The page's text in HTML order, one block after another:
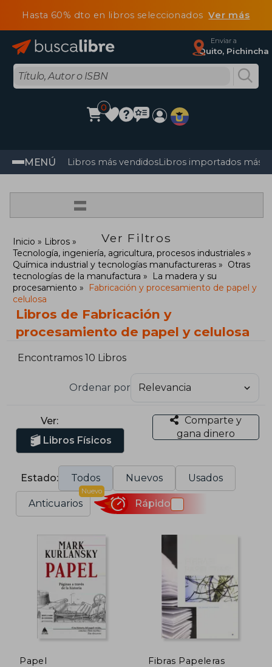
Hasta 60% dto en libros seleccionadosVer más
Enviar a
Quito, Pichincha
0
MENÚ Libros más vendidosLibros importados más
=
Ver Filtros
Inicio
Libros
Tecnología, ingeniería, agricultura, procesos industriales
Química industrial y tecnologías manufactureras
Otras
tecnologías de la manufactura
La madera y su
procesamiento
Fabricación y procesamiento de papel y
celulosa
Libros de Fabricación y
procesamiento de papel y celulosa
Encontramos 10 Libros
Ordenar por
Ver:
Libros Físicos
Comparte y
gana dinero
Estado: Todos Nuevos Usados
Anticuarios
Nuevo
Rápido
Papel Fibras Papeleras